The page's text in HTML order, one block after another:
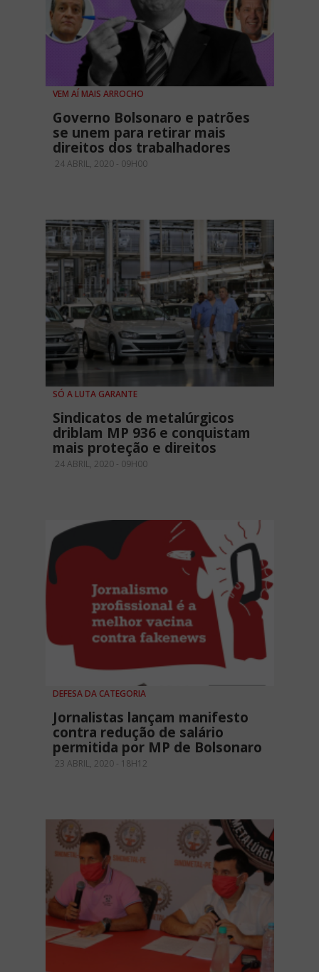
VEM AÍ MAIS ARROCHO
Governo Bolsonaro e patrões
se unem para retirar mais
direitos dos trabalhadores
24 ABRIL, 2020 - 09H00
SÓ A LUTA GARANTE
Sindicatos de metalúrgicos
driblam MP 936 e conquistam
mais proteção e direitos
24 ABRIL, 2020 - 09H00
DEFESA DA CATEGORIA
Jornalistas lançam manifesto
contra redução de salário
permitida por MP de Bolsonaro
23 ABRIL, 2020 - 18H12